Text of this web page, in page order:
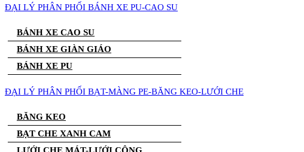
ĐẠI LÝ PHÂN PHỐI BÁNH XE PU-CAO SU
BÁNH XE CAO SU
BÁNH XE GIÀN GIÁO
BÁNH XE PU
ĐẠI LÝ PHÂN PHỐI BẠT-MÀNG PE-BĂNG KEO-LƯỚI CHE
BĂNG KEO
BẠT CHE XANH CAM